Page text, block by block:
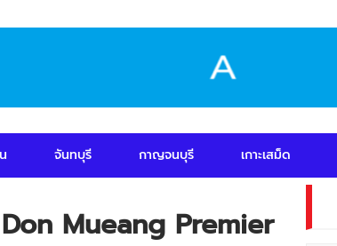
จันทบุรี กาญจนบุรี เกาะเสม็ด
Mueang Premier